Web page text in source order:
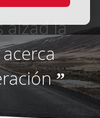
alzad la
”